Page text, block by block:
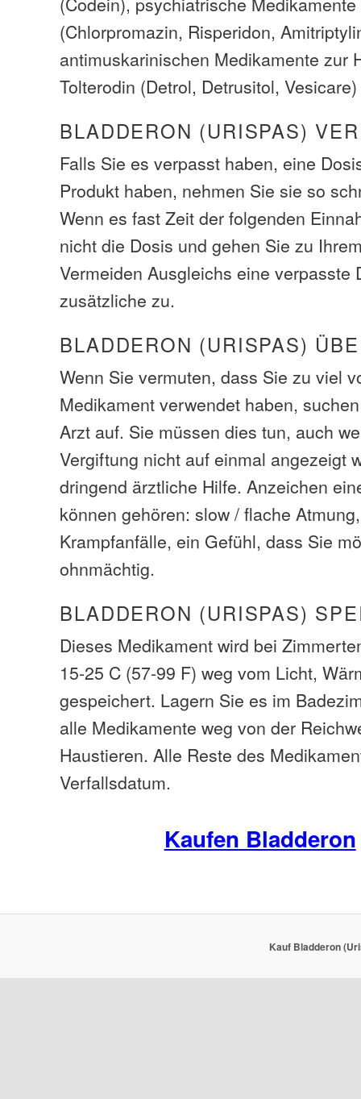
(Chlorpromazin, Risperidon,
antimuskarinischen Medikamente zur
Tolterodin (Detrol, Detrusitol,
BLADDERON (URISPAS)
Falls Sie es verpasst haben, eine
Produkt haben, nehmen Sie sie so
Wenn es fast Zeit der folgenden
nicht die Dosis und gehen Sie zu
Vermeiden Ausgleichs eine verpasste
zusätzliche zu.
BLADDERON (URISPAS)
Wenn Sie vermuten, dass Sie zu viel
Medikament verwendet haben,
Arzt auf. Sie müssen dies tun, auch
Vergiftung nicht auf einmal angezeigt
dringend ärztliche Hilfe. Anzeichen
können gehören: slow / flache
Krampfanfälle, ein Gefühl, dass Sie
ohnmächtig.
BLADDERON (URISPAS)
Dieses Medikament wird bei
15-25 C (57-99 F) weg vom Licht,
gespeichert. Lagern Sie es im
alle Medikamente weg von der
Haustieren. Alle Reste des
Verfallsdatum.
Kaufen Bladderon
Kauf Bladderon